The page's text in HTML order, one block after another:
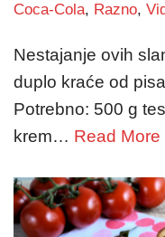
Coca-Cola, Razno,
Nestajanje ovih
duplo kraće od
Potrebno: 500 g
krem… Read More